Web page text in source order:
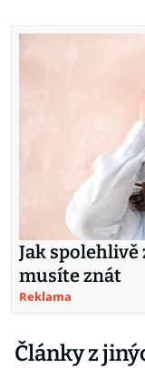
Jak spolehlivě
musíte znát
Reklama
Články z